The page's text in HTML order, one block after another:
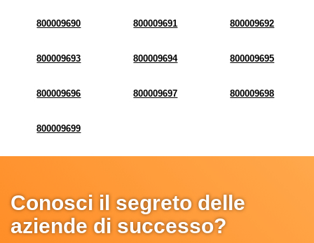
800009690 800009691 800009692
800009693 800009694 800009695
800009696 800009697 800009698
800009699
Conosci il segreto delle
aziende di successo?